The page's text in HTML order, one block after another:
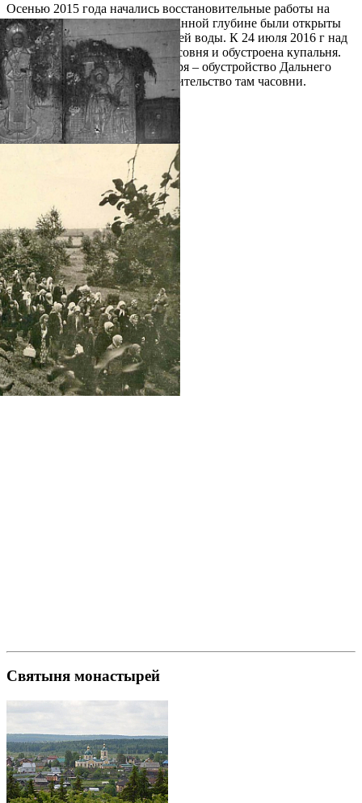
Осенью 2015 года начались восстановительные работы на
Ближнем источнике, и на указанной глубине были открыты
три подземных ключа чистейшей воды. К 24 июля 2016 г над
источником была возведена часовня и обустроена купальня.
В ближайших планах монастыря – обустройство Дальнего
Никольского источника и строительство там часовни.
Галерея
Святыня монастырей